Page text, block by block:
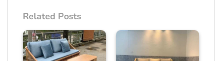
Related Posts